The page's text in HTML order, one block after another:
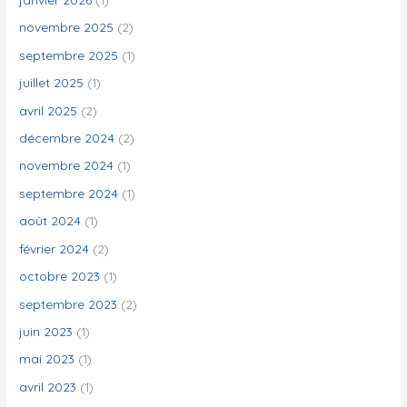
:
novembre 2025 (2)
septembre 2025 (1)
juillet 2025 (1)
avril 2025 (2)
décembre 2024 (2)
novembre 2024 (1)
septembre 2024 (1)
août 2024 (1)
février 2024 (2)
octobre 2023 (1)
septembre 2023 (2)
juin 2023 (1)
mai 2023 (1)
avril 2023 (1)